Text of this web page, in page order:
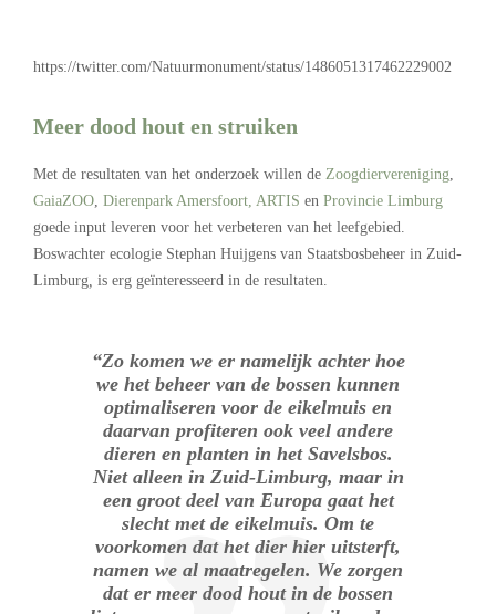
https://twitter.com/Natuurmonument/status/1486051317462229002
Meer dood hout en struiken
Met de resultaten van het onderzoek willen de Zoogdiervereniging,
GaiaZOO, Dierenpark Amersfoort, ARTIS en Provincie Limburg
goede input leveren voor het verbeteren van het leefgebied.
Boswachter ecologie Stephan Huijgens van Staatsbosbeheer in Zuid-
Limburg, is erg geïnteresseerd in de resultaten.
“Zo komen we er namelijk achter hoe
we het beheer van de bossen kunnen
optimaliseren voor de eikelmuis en
daarvan profiteren ook veel andere
dieren en planten in het Savelsbos.
Niet alleen in Zuid-Limburg, maar in
een groot deel van Europa gaat het
slecht met de eikelmuis. Om te
voorkomen dat het dier hier uitsterft,
namen we al maatregelen. We zorgen
dat er meer dood hout in de bossen